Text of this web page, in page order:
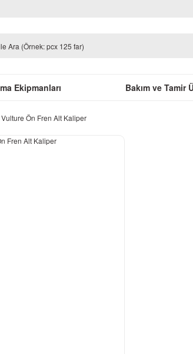
Ekipmanları Bakım ve Tamir
Ön Fren Alt Kaliper